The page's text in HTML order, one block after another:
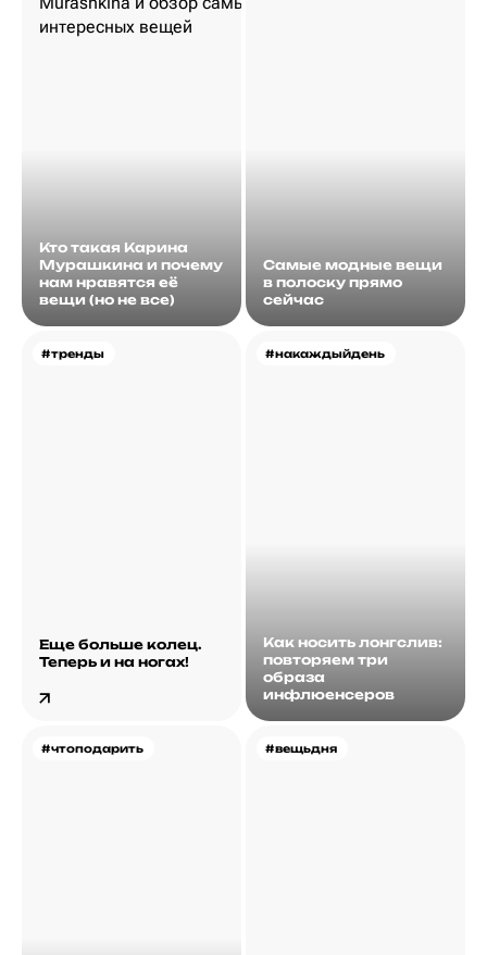
Кто такая Карина
Мурашкина и почему
нам нравятся её
вещи (но не все)
Самые модные вещи
в полоску прямо
сейчас
#тренды
Еще больше колец.
Теперь и на ногах!
#накаждыйдень
Как носить лонгслив:
повторяем три
образа
инфлюенсеров
#чтоподарить #вещьдня